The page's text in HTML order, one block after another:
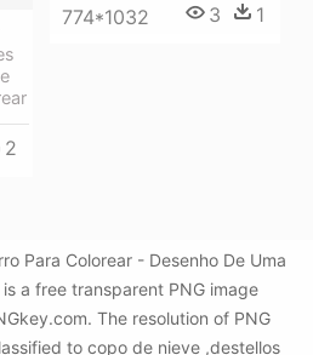
774*1032 3 1
2
Para Colorear - Desenho De Uma
a free transparent PNG image
The resolution of PNG
to copo de nieve ,destellos